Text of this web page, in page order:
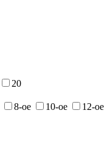
20
8-ое 10-ое 12-ое